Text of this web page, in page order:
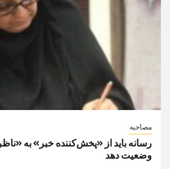
مصاحبه
رسانه باید از «پخش‌کننده خبر» به
وضعیت دهد